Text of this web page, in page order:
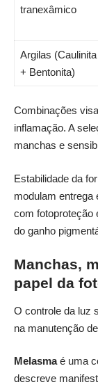
tranexâmico
Argilas (Caulinita
+ Bentonita)
Combinações
inflamação. A
manchas e
Estabilidade da
modulam entrega
com fotoproteção
do ganho
Manchas,
papel da
O controle da luz
na manutenção
Melasmaé uma
descreve